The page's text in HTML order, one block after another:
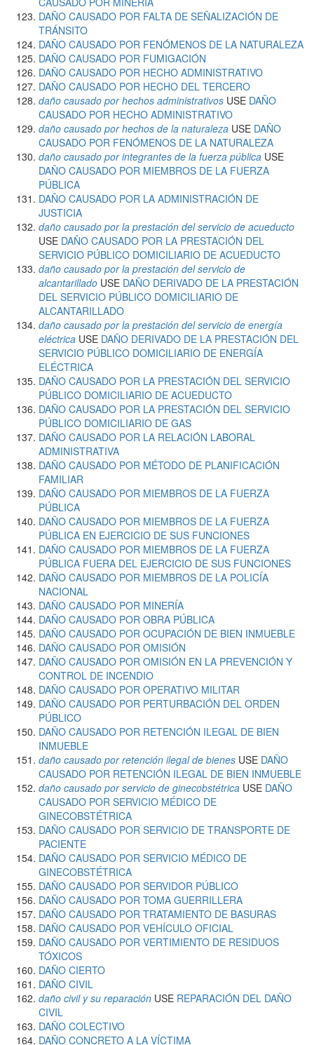
DAÑO CAUSADO POR FALTA DE SEÑALIZACIÓN DE
TRÁNSITO
DAÑO CAUSADO POR FENÓMENOS DE LA NATURALEZA
DAÑO CAUSADO POR FUMIGACIÓN
DAÑO CAUSADO POR HECHO ADMINISTRATIVO
DAÑO CAUSADO POR HECHO DEL TERCERO
daño causado por hechos administrativos USE DAÑO
CAUSADO POR HECHO ADMINISTRATIVO
daño causado por hechos de la naturaleza USE DAÑO
CAUSADO POR FENÓMENOS DE LA NATURALEZA
daño causado por integrantes de la fuerza pública USE
DAÑO CAUSADO POR MIEMBROS DE LA FUERZA
PÚBLICA
DAÑO CAUSADO POR LA ADMINISTRACIÓN DE
JUSTICIA
daño causado por la prestación del servicio de acueducto
USE DAÑO CAUSADO POR LA PRESTACIÓN DEL
SERVICIO PÚBLICO DOMICILIARIO DE ACUEDUCTO
daño causado por la prestación del servicio de
alcantarillado USE DAÑO DERIVADO DE LA PRESTACIÓN
DEL SERVICIO PÚBLICO DOMICILIARIO DE
ALCANTARILLADO
daño causado por la prestación del servicio de energía
eléctrica USE DAÑO DERIVADO DE LA PRESTACIÓN DEL
SERVICIO PÚBLICO DOMICILIARIO DE ENERGÍA
ELÉCTRICA
DAÑO CAUSADO POR LA PRESTACIÓN DEL SERVICIO
PÚBLICO DOMICILIARIO DE ACUEDUCTO
DAÑO CAUSADO POR LA PRESTACIÓN DEL SERVICIO
PÚBLICO DOMICILIARIO DE GAS
DAÑO CAUSADO POR LA RELACIÓN LABORAL
ADMINISTRATIVA
DAÑO CAUSADO POR MÉTODO DE PLANIFICACIÓN
FAMILIAR
DAÑO CAUSADO POR MIEMBROS DE LA FUERZA
PÚBLICA
DAÑO CAUSADO POR MIEMBROS DE LA FUERZA
PÚBLICA EN EJERCICIO DE SUS FUNCIONES
DAÑO CAUSADO POR MIEMBROS DE LA FUERZA
PÚBLICA FUERA DEL EJERCICIO DE SUS FUNCIONES
DAÑO CAUSADO POR MIEMBROS DE LA POLICÍA
NACIONAL
DAÑO CAUSADO POR MINERÍA
DAÑO CAUSADO POR OBRA PÚBLICA
DAÑO CAUSADO POR OCUPACIÓN DE BIEN INMUEBLE
DAÑO CAUSADO POR OMISIÓN
DAÑO CAUSADO POR OMISIÓN EN LA PREVENCIÓN Y
CONTROL DE INCENDIO
DAÑO CAUSADO POR OPERATIVO MILITAR
DAÑO CAUSADO POR PERTURBACIÓN DEL ORDEN
PÚBLICO
DAÑO CAUSADO POR RETENCIÓN ILEGAL DE BIEN
INMUEBLE
daño causado por retención ilegal de bienes USE DAÑO
CAUSADO POR RETENCIÓN ILEGAL DE BIEN INMUEBLE
daño causado por servicio de ginecobstétrica USE DAÑO
CAUSADO POR SERVICIO MÉDICO DE
GINECOBSTÉTRICA
DAÑO CAUSADO POR SERVICIO DE TRANSPORTE DE
PACIENTE
DAÑO CAUSADO POR SERVICIO MÉDICO DE
GINECOBSTÉTRICA
DAÑO CAUSADO POR SERVIDOR PÚBLICO
DAÑO CAUSADO POR TOMA GUERRILLERA
DAÑO CAUSADO POR TRATAMIENTO DE BASURAS
DAÑO CAUSADO POR VEHÍCULO OFICIAL
DAÑO CAUSADO POR VERTIMIENTO DE RESIDUOS
TÓXICOS
DAÑO CIERTO
DAÑO CIVIL
daño civil y su reparación USE REPARACIÓN DEL DAÑO
CIVIL
DAÑO COLECTIVO
DAÑO CONCRETO A LA VÍCTIMA